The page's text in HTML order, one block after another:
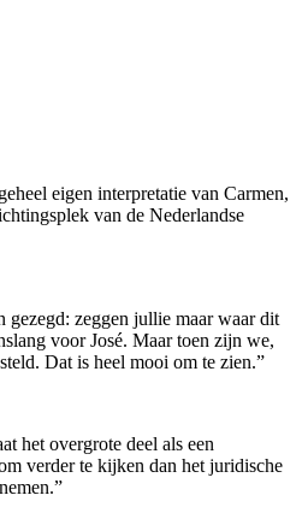
eigen interpretatie van Carmen,
van de Nederlandse
gezegd: zeggen jullie maar waar dit
voor José. Maar toen zijn we,
Dat is heel mooi om te zien.”
het overgrote deel als een
verder te kijken dan het juridische